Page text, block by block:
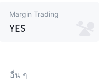
Margin Trading
YES
อื่น ๆ